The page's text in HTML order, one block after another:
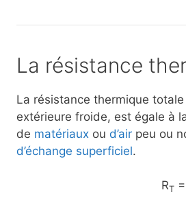
La résistance
La résistance thermique totale
extérieure froide, est égale à
de matériaux ou d’air peu ou
d’échange superficiel.
RT=